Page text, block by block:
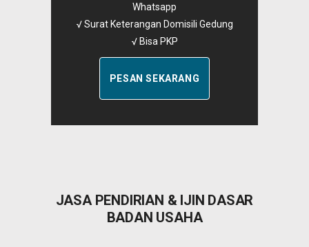
Whatsapp
√ Surat Keterangan Domisili Gedung
√ Bisa PKP
PESAN SEKARANG
JASA PENDIRIAN & IJIN DASAR
BADAN USAHA